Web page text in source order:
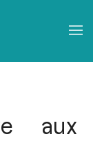
aux